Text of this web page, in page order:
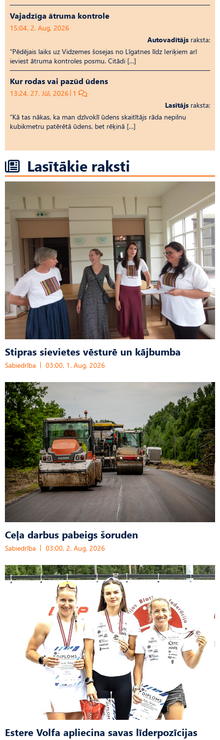
Vajadzīga ātruma kontrole
15:04, 2. Aug, 2026
Autovadītājs raksta:
“Pēdējais laiks uz Vid­ze­mes šosejas no Līgatnes līdz Ieriķiem arī
ieviest ātruma kontroles posmu. Citādi […]
Kur rodas vai pazūd ūdens
13:24, 27. Jūl, 2026 1
Lasītājs raksta:
“Kā tas nākas, ka man dzīvoklī ūdens skaitītājs rāda nepilnu
kubikmetru patērētā ūdens, bet rēķinā […]
Lasītākie raksti
Stipras sievietes vēsturē un kājbumba
Sabiedrība 03:00, 1. Aug, 2026
Ceļa darbus pabeigs šoruden
Sabiedrība 03:00, 2. Aug, 2026
Estere Volfa apliecina savas līderpozīcijas